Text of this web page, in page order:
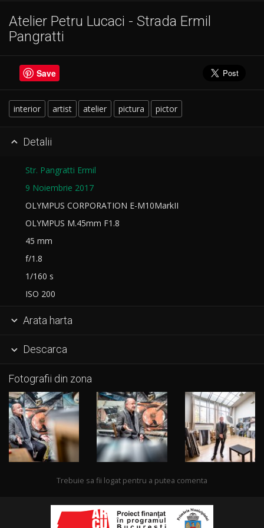
Atelier Petru Lucaci - Strada Ermil
Pangratti
Save
interior artist atelier pictura pictor
 Detalii
Str. Pangratti Ermil
9 Noiembrie 2017
OLYMPUS CORPORATION E-M10MarkII
OLYMPUS M.45mm F1.8
45 mm
f/1.8
1/160 s
ISO 200
 Arata harta
 Descarca
Fotografii din zona
Trebuie sa fii logat pentru a putea comenta